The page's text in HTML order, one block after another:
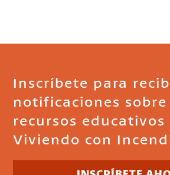
Inscríbete para
notificaciones
recursos educativos
Viviendo con